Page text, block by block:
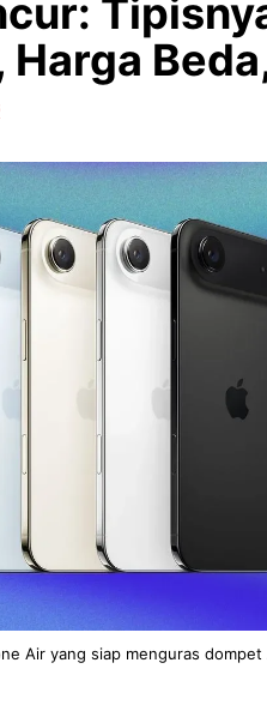
Air yang siap menguras dompet
NEWS TNG– Pernah gak sih
kamu mulai ngerjain sesuatu
Dari Iseng Jadi Cuan: Kisah